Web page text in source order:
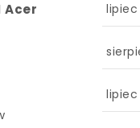
Acer
lipiec
lipiec